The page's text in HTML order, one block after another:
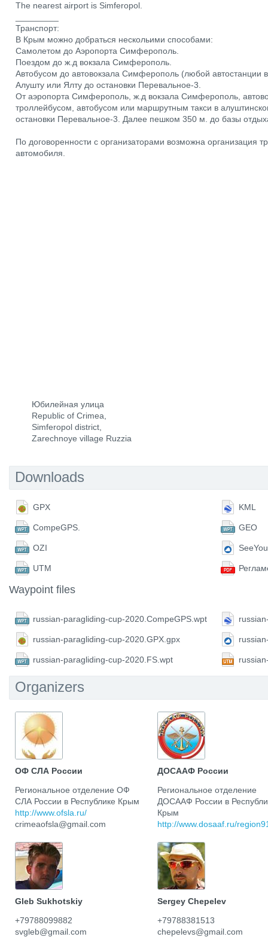
The nearest airport is Simferopol.
Транспорт:
В Крым можно добраться нескольими способами:
Самолетом до Аэропорта Симферополь.
Поездом до ж.д вокзала Симферополь.
Автобусом до автовокзала Симферополь (любой автостанции
Алушту или Ялту до остановки Перевальное-3.
От аэропорта Симферополь, ж.д вокзала Симферополь,
троллейбусом, автобусом или маршрутным такси в
остановки Перевальное-3. Далее пешком 350 м. до базы
По договоренности с организаторами возможна организация
автомобиля.
Юбилейная улица
Republic of Crimea,
Simferopol district,
Zarechnoye village Ruzzia
Downloads
GPX KML
CompeGPS. GEO
OZI SeeYou
UTM
Waypoint files
russian-paragliding-cup-2020.CompeGPS.wpt
russian-paragliding-cup-2020.GPX.gpx
russian-paragliding-cup-2020.FS.wpt
Organizers
ОФ СЛА России
Региональное отделение ОФ
СЛА России в Республике Крым
http://www.ofsla.ru/
crimeaofsla@gmail.com
ДОСААФ России
Региональное отделение
ДОСААФ России в
Крым
http://www.dosaaf.ru/
Gleb Sukhotskiy
+79788099882
svgleb@gmail.com
Sergey Chepelev
+79788381513
chepelevs@gmail.com